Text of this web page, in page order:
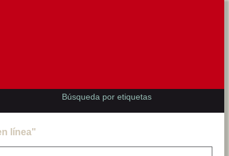
línea"
Búsqueda por etiquetas